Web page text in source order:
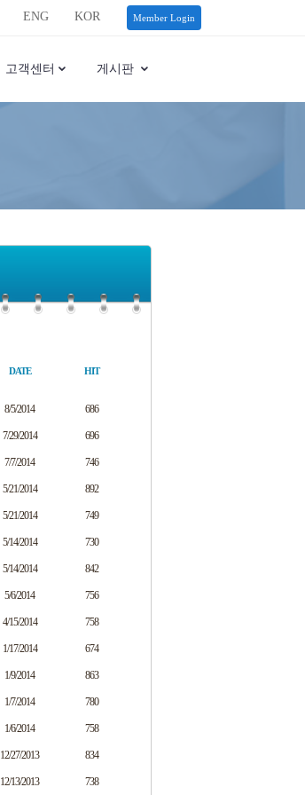
Member Login
ENG KOR
고객센터 게시판
DATE HIT
8/5/2014 686
7/29/2014 696
7/7/2014 746
5/21/2014 892
5/21/2014 749
5/14/2014 730
5/14/2014 842
5/6/2014 756
4/15/2014 758
1/17/2014 674
1/9/2014 863
1/7/2014 780
1/6/2014 758
12/27/2013 834
12/13/2013 738